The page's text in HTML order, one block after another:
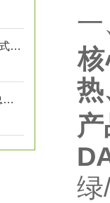
池田屋精品！三丰LGS-1012P绝对式线性测量头技术参数
新上市！东亚DKK株式会社 总氮/总磷/COD自动测定装置“NPW-400型”
热
绿